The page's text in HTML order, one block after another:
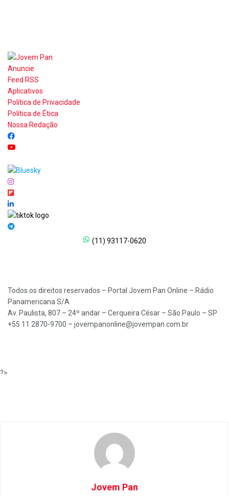
Anuncie
Feed RSS
Aplicativos
Política de Privacidade
Política de Ética
Nossa Redação
(11) 93117-0620
Todos os direitos reservados – Portal Jovem Pan Online – Rádio
Panamericana S/A
Av. Paulista, 807 – 24º andar – Cerqueira César – São Paulo – SP
+55 11 2870-9700 – jovempanonline@jovempan.com.br
?>
Jovem Pan